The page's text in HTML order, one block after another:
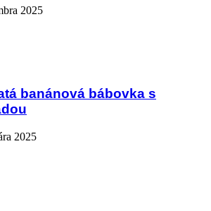
2025
banánová bábovka s
2025